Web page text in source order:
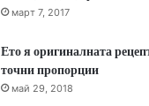
март 7, 2017
Ето я оригиналната
точни пропорции
май 29, 2018